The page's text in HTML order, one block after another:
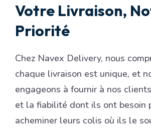
Votre Livraison,
Priorité
Chez Navex Delivery, nous
chaque livraison est unique, et
engageons à fournir à nos
et la fiabilité dont ils ont besoin
acheminer leurs colis où ils le